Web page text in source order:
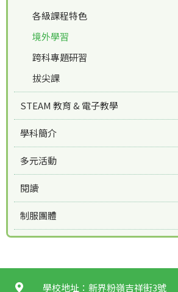
各級課程特色
境外學習
跨科專題研習
拔尖課
STEAM 教育 & 電子教學
學科簡介
多元活動
閱讀
制服團體
學校地址：新界粉嶺吉祥街3號